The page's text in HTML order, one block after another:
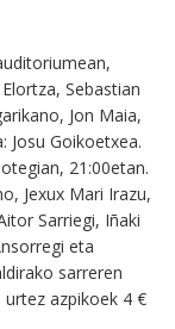
Sebastian
Jon Maia,
Josu Goikoetxea.
21:00etan.
Jexux Mari Irazu,
Sarriegi, Iñaki
eta
sarreren
azpikoek 4 €